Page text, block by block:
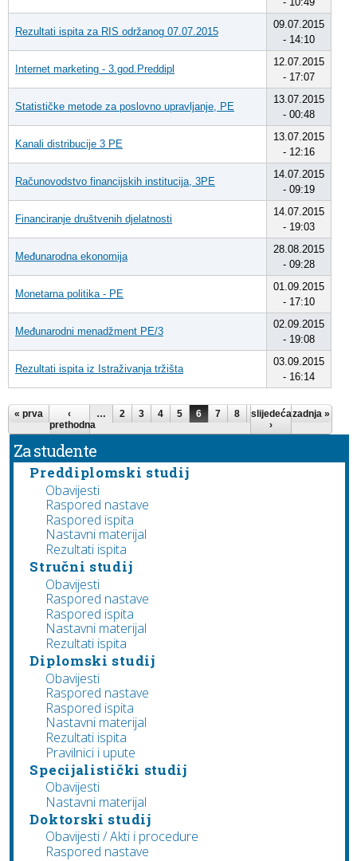
Rezultati ispita za RIS održanog 07.07.2015
09.07.2015
- 14:10
Internet marketing - 3.god.Preddipl
12.07.2015
- 17:07
Statističke metode za poslovno upravljanje, PE
13.07.2015
- 00:48
Kanali distribucije 3 PE
13.07.2015
- 12:16
Računovodstvo financijskih institucija, 3PE
14.07.2015
- 09:19
Financiranje društvenih djelatnosti
14.07.2015
- 19:03
Međunarodna ekonomija
28.08.2015
- 09:28
Monetarna politika - PE
01.09.2015
- 17:10
Međunarodni menadžment PE/3
02.09.2015
- 19:08
Rezultati ispita iz Istraživanja tržišta
03.09.2015
- 16:14
Pages
« prva
‹
prethodna
… 2 3 4 5 6 7 8 9 10 …
slijedeća
›
zadnja »
Za studente
Preddiplomski studij
Obavijesti
Raspored nastave
Raspored ispita
Nastavni materijal
Rezultati ispita
Stručni studij
Obavijesti
Raspored nastave
Raspored ispita
Nastavni materijal
Rezultati ispita
Diplomski studij
Obavijesti
Raspored nastave
Raspored ispita
Nastavni materijal
Rezultati ispita
Pravilnici i upute
Specijalistički studij
Obavijesti
Nastavni materijal
Doktorski studij
Obavijesti / Akti i procedure
Raspored nastave